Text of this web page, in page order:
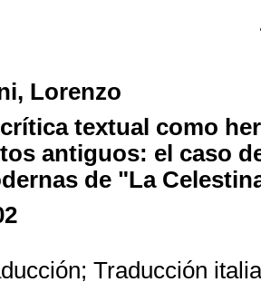
Lorenzo
textual como
antiguos: el caso
de "La
; Traducción